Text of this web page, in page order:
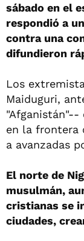
sábado en el
respondió a
contra una
difundieron
Los
Maiduguri,
"Afganistán"--
en la frontera
a avanzadas
El norte de
musulmán,
cristianas se
ciudades,